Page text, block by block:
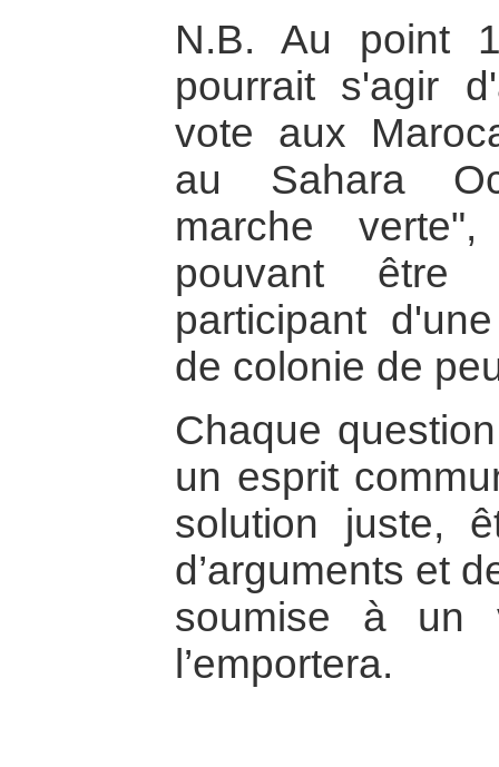
N.B. Au point
pourrait s'agir
vote aux
au Sahara
marche
pouvant être
participant
de colonie de
Chaque
un esprit
solution juste,
d’arguments et
soumise à un
l’emportera.